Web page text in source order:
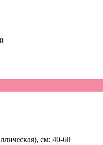
см: 40-60